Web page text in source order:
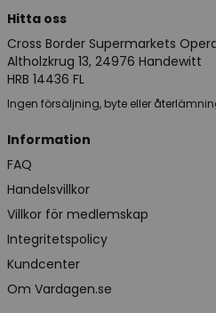
Hitta oss
Cross Border Supermarkets
Altholzkrug 13, 24976 Handewitt
HRB 14436 FL
Ingen försäljning, byte eller
Information
FAQ
Handelsvillkor
Villkor för medlemskap
Integritetspolicy
Kundcenter
Om Vardagen.se